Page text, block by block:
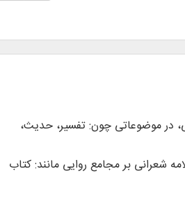
و عربی، در موضوعاتی چون: تفسیر، حدیث،
شعرانی بر مجامع روایی مانند: کتاب